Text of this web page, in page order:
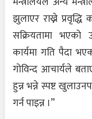
झुलाएर राख्ने
सक्रियतामा भएको
कार्यमा गति पैदा
गोविन्द आचार्यले
हुन्न भन्ने स्पष्ट
गर्न पाइन्न ।”